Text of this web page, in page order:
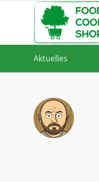
Aktuelles